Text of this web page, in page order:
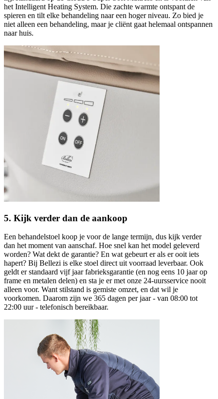
het Intelligent Heating System. Die zachte warmte ontspant de
spieren en tilt elke behandeling naar een hoger niveau. Zo bied je
niet alleen een behandeling, maar je cliënt gaat helemaal ontspannen
naar huis.
5. Kijk verder dan de aankoop
Een behandelstoel koop je voor de lange termijn, dus kijk verder
dan het moment van aanschaf. Hoe snel kan het model geleverd
worden? Wat dekt de garantie? En wat gebeurt er als er ooit iets
hapert? Bij Bellezi is elke stoel direct uit voorraad leverbaar. Ook
geldt er standaard vijf jaar fabrieksgarantie (en nog eens 10 jaar op
frame en metalen delen) en sta je er met onze 24-uursservice nooit
alleen voor. Want stilstand is gemiste omzet, en dat wil je
voorkomen. Daarom zijn we 365 dagen per jaar - van 08:00 tot
22:00 uur - telefonisch bereikbaar.